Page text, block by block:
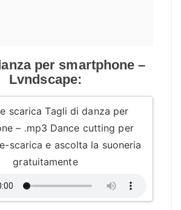
per smartphone –
Lvndscape:
scarica Tagli di danza per
– .mp3 Dance cutting per
scarica e ascolta la suoneria
gratuitamente